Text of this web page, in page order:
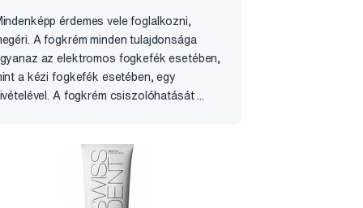
érdemes vele foglalkozni,
A fogkrém minden tulajdonsága
az elektromos fogkefék esetében,
a kézi fogkefék esetében, egy
A fogkrém csiszolóhatását ...